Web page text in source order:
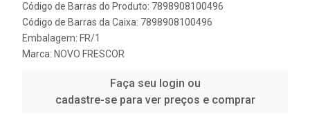
Código de Barras do Produto: 7898908100496
Código de Barras da Caixa: 7898908100496
Embalagem: FR/1
Marca: NOVO FRESCOR
Faça seu login ou
cadastre-se para ver preços e comprar